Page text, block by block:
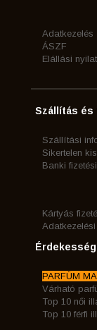
Adatkezelés
ÁSZF
Elállási
Szállítás és
Szállítási
Sikertelen
Banki
Kártyás
PARFÜM
Várható
Top 10 női
Top 10 férfi